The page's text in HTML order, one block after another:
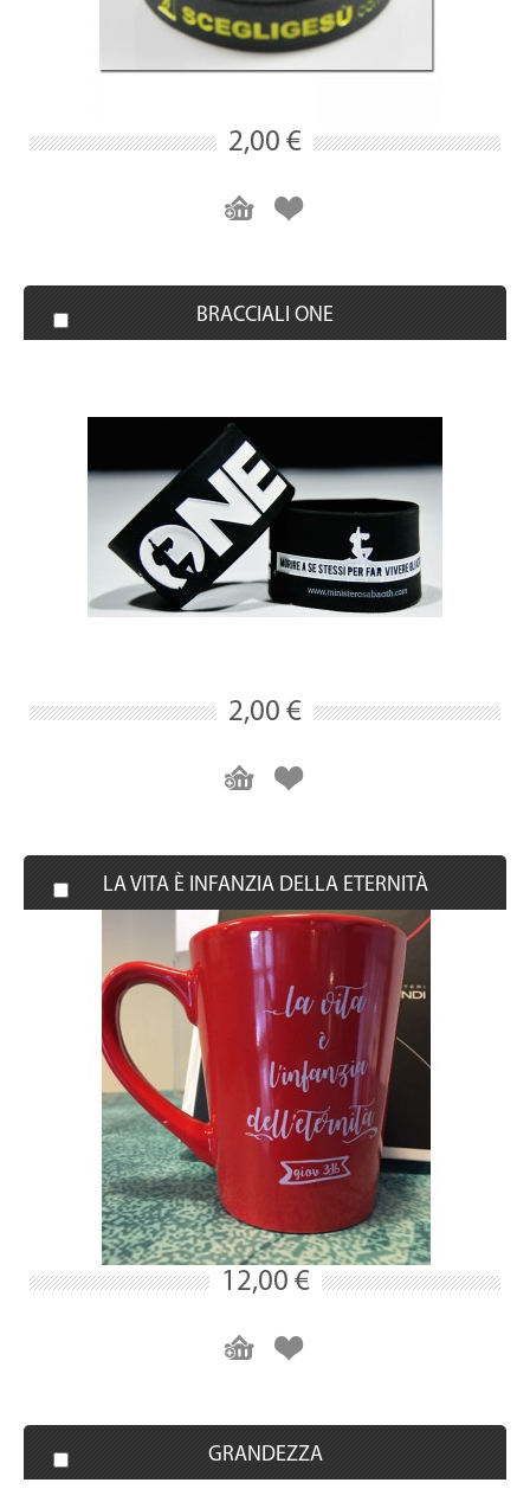
2,00 €
BRACCIALI ONE
2,00 €
LA VITA È INFANZIA DELLA ETERNITÀ
12,00 €
GRANDEZZA